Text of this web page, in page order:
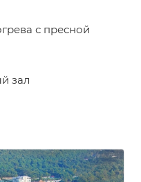
с пресной
зал